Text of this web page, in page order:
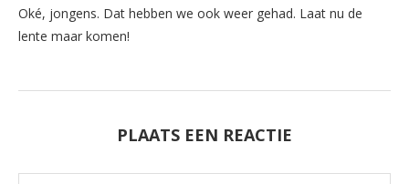
Oké, jongens. Dat hebben we ook weer gehad. Laat nu de
lente maar komen!
PLAATS EEN REACTIE